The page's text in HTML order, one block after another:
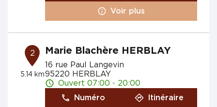
Voir plus
2
5.14 km
Marie Blachère HERBLAY
16 rue Paul Langevin
95220 HERBLAY
Ouvert 07:00 - 20:00
Numéro
Itinéraire